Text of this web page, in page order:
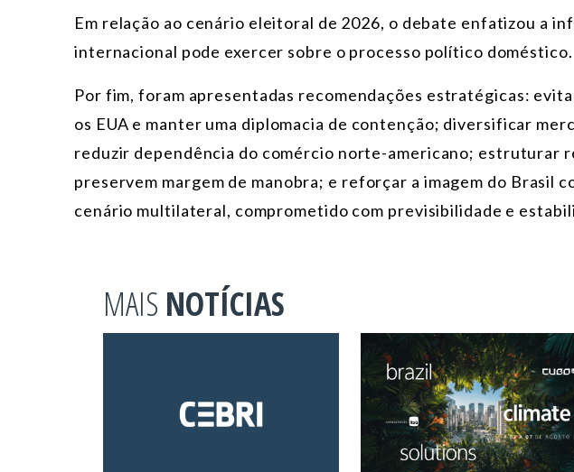
Em relação ao cenário eleitoral de 2026, o debate enfatizou a
internacional pode exercer sobre o processo político doméstico.
Por fim, foram apresentadas recomendações estratégicas:
os EUA e manter uma diplomacia de contenção; diversificar
reduzir dependência do comércio norte-americano; estruturar
preservem margem de manobra; e reforçar a imagem do Brasil
cenário multilateral, comprometido com previsibilidade e
MAIS NOTÍCIAS